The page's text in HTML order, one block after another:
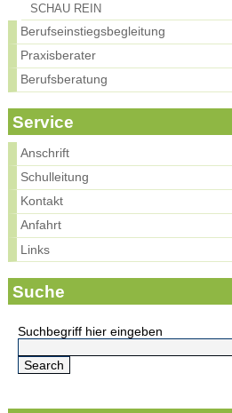
SCHAU REIN
Berufseinstiegsbegleitung
Praxisberater
Berufsberatung
Service
Anschrift
Schulleitung
Kontakt
Anfahrt
Links
Suche
Suchbegriff hier eingeben